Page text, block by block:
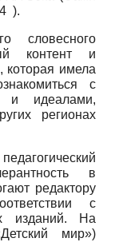
).
словесного
контент и
которая имела
с
и идеалами,
регионах
в
редактору
с
изданий. На
мир»)